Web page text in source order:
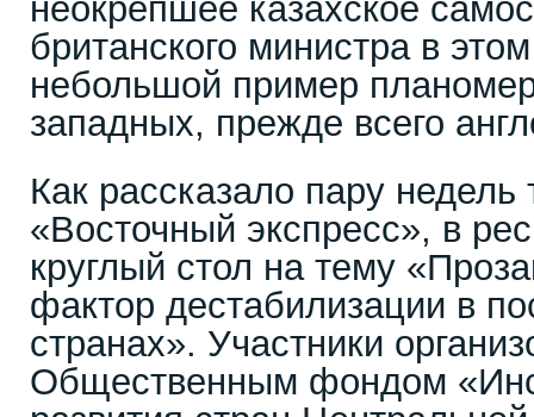
неокрепшее казахское
британского министра в
небольшой пример
западных, прежде всего
Как рассказало пару
«Восточный экспресс», в
круглый стол на тему
фактор дестабилизации в
странах». Участники
Общественным фондом